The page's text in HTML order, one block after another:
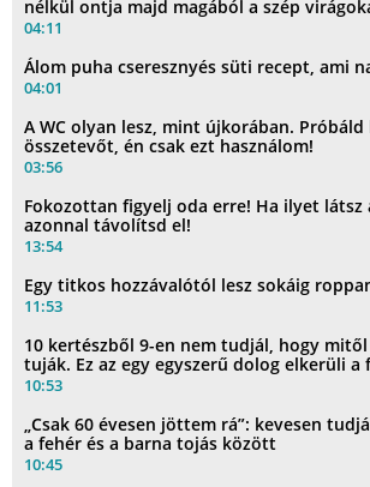
nélkül ontja majd magából a szép
04:11
Álom puha cseresznyés süti recept, ami
04:01
A WC olyan lesz, mint újkorában.
összetevőt, én csak ezt használom!
03:56
Fokozottan figyelj oda erre! Ha ilyet látsz
azonnal távolítsd el!
13:54
Egy titkos hozzávalótól lesz sokáig
11:53
10 kertészből 9-en nem tudjál, hogy
tuják. Ez az egy egyszerű dolog elkerüli a
10:53
„Csak 60 évesen jöttem rá”: kevesen
a fehér és a barna tojás között
10:45